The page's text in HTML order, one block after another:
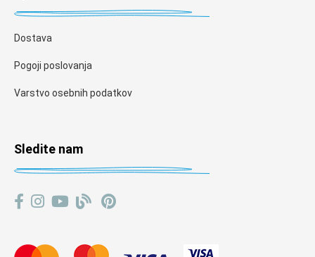
Dostava
Pogoji poslovanja
Varstvo osebnih podatkov
Sledite nam